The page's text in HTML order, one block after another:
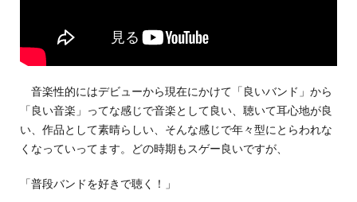
音楽性的にはデビューから現在にかけて「良いバンド」から
「良い音楽」ってな感じで音楽として良い、聴いて耳心地が良
い、作品として素晴らしい、そんな感じで年々型にとらわれな
くなっていってます。どの時期もスゲー良いですが、
「普段バンドを好きで聴く！」